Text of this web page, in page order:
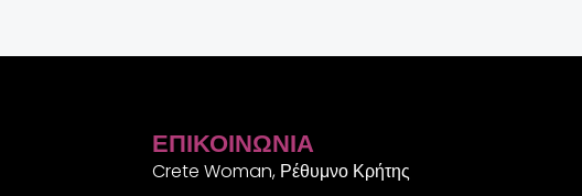
ΕΠΙΚΟΙΝΩΝΊΑ
Crete Woman, Ρέθυμνο Κρήτης